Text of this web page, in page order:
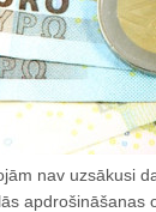
nav uzsākusi
apdrošināšanas